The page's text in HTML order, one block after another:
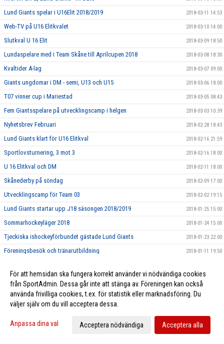
Lund Giants spelar i U16Elit 2018/2019 2018-03-11 14:53
Web-TV på U16 Elitkvalet 2018-03-10 14:00
Slutkval U 16 Elit 2018-03-09 18:50
Lundaspelare med i Team Skåne till Aprilcupen 2018 2018-03-08 18:30
Kvaltider A-lag 2018-03-07 09:00
Giants ungdomar i DM - semi, U13 och U15 2018-03-06 18:00
T07 vinner cup i Mariestad 2018-03-05 08:43
Fem Giantsspelare på utvecklingscamp i helgen 2018-03-03 10:39
Nyhetsbrev Februari 2018-02-28 18:43
Lund Giants klart för U16 Elitkval 2018-02-16 21:59
Sportlovsturnering, 3 mot 3 2018-02-16 18:00
U 16 Elitkval och DM 2018-02-11 18:00
Skånederby på söndag 2018-02-09 17:00
Utvecklingscamp för Team 03 2018-02-02 19:15
Lund Giants startar upp J18 säsongen 2018/2019 2018-01-25 15:00
Sommarhockeyläger 2018 2018-01-24 15:00
Tjeckiska ishockeyförbundet gästade Lund Giants 2018-01-23 22:00
Föreningsbesök och tränarutbildning 2018-01-11 19:50
Idrottsmedicinskt Centrum Malmö - Ny partner till Giants 2018-01-05 08:17
Kevin Munge ansluter till Giants 2018-01-03 12:03
God Jul från Lund Giants
Nyhetsbrev December 2017-12-22 00:50
2017-12-20 11:00
För att hemsidan ska fungera korrekt använder vi nödvändiga cookies
från SportAdmin. Dessa går inte att stänga av. Föreningen kan också
använda frivilliga cookies, t.ex. för statistik eller marknadsföring. Du
väljer själv om du vill acceptera dessa.
Anpassa dina val Acceptera nödvändiga Acceptera alla